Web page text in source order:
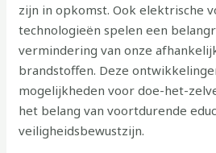
zijn in opkomst. Ook elektrische
technologieën spelen een
vermindering van onze
brandstoffen. Deze
mogelijkheden voor doe-het-
het belang van voortdurende
veiligheidsbewustzijn.